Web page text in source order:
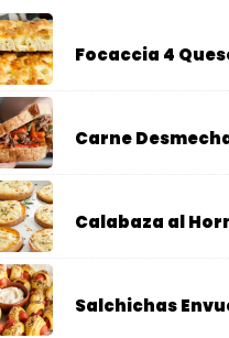
Focaccia 4
Carne
Calabaza al
Salchichas